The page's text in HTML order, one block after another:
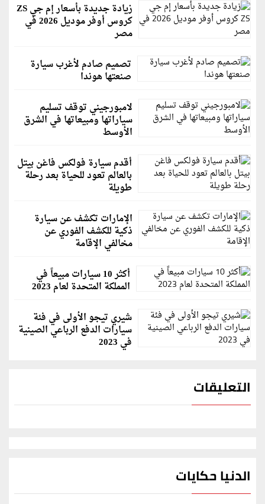
زيادة جديدة بأسعار إم جي ZS
كروس أوفر موديل 2026 في
مصر
تصميم صادم لأغرب سيارة
صنعتها هوندا
لامبورجيني توقف تسليم
سياراتها ومبيعاتها في الشرق
الأوسط
أقدم سيارة فولكس فاغن بيتل
بالعالم تعود للحياة بعد رحلة
طويلة
الإمارات تكشف عن سيارة
ذكية للكشف الفوري عن
مخالفي الإقامة
أكثر 10 سيارات مبيعاً في
المملكة المتحدة لعام 2023
شيري تيجو الأولى في فئة
سيارات الدفع الرباعي الصينية
في 2023
التعليقات
الدنيا حكايات